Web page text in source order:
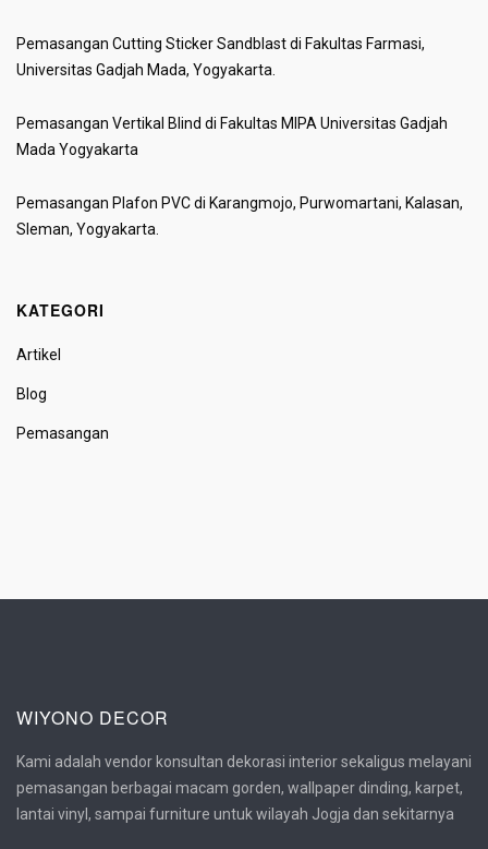
Pemasangan Cutting Sticker Sandblast di Fakultas Farmasi,
Universitas Gadjah Mada, Yogyakarta.
Pemasangan Vertikal Blind di Fakultas MIPA Universitas Gadjah
Mada Yogyakarta
Pemasangan Plafon PVC di Karangmojo, Purwomartani, Kalasan,
Sleman, Yogyakarta.
KATEGORI
Artikel
Blog
Pemasangan
WIYONO DECOR
Kami adalah vendor konsultan dekorasi interior sekaligus melayani
pemasangan berbagai macam gorden, wallpaper dinding, karpet,
lantai vinyl, sampai furniture untuk wilayah Jogja dan sekitarnya